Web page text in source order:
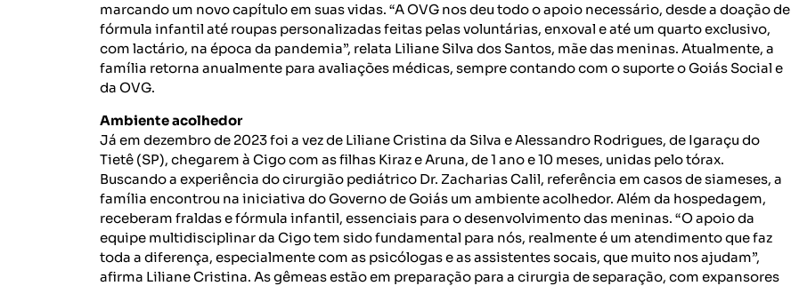
marcando um novo capítulo em suas vidas. “A OVG nos deu todo o apoio necessário, desde a doação de
fórmula infantil até roupas personalizadas feitas pelas voluntárias, enxoval e até um quarto exclusivo,
com lactário, na época da pandemia”, relata Liliane Silva dos Santos, mãe das meninas. Atualmente, a
família retorna anualmente para avaliações médicas, sempre contando com o suporte o Goiás Social e
da OVG.
Ambiente acolhedor
Já em dezembro de 2023 foi a vez de Liliane Cristina da Silva e Alessandro Rodrigues, de Igaraçu do
Tietê (SP), chegarem à Cigo com as filhas Kiraz e Aruna, de 1 ano e 10 meses, unidas pelo tórax.
Buscando a experiência do cirurgião pediátrico Dr. Zacharias Calil, referência em casos de siameses, a
família encontrou na iniciativa do Governo de Goiás um ambiente acolhedor. Além da hospedagem,
receberam fraldas e fórmula infantil, essenciais para o desenvolvimento das meninas. “O apoio da
equipe multidisciplinar da Cigo tem sido fundamental para nós, realmente é um atendimento que faz
toda a diferença, especialmente com as psicólogas e as assistentes socais, que muito nos ajudam”,
afirma Liliane Cristina. As gêmeas estão em preparação para a cirurgia de separação, com expansores